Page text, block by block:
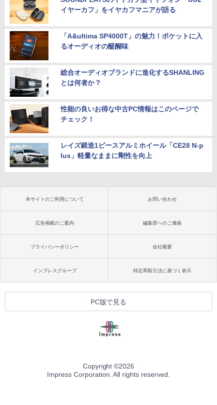
イヤーカフ」をイヤカフマニアが語る
「A&ultima SP4000T」の魅力！ポケットに入
るオーディオの醍醐味
総合オーディオブランドに進化するSHANLING
とは何者か？
性能の良いお得な中古PC情報はこのページで
チェック！
レイズ鍛造1ピースアルミホイール「CE28 N-p
lus」軽量なままに剛性を向上
本サイトのご利用について お問い合わせ
広告掲載のご案内 編集部へのご連絡
プライバシーポリシー 会社概要
インプレスグループ 特定商取引法に基づく表示
PC版で見る
Copyright ©2026
Impress Corporation. All rights reserved.